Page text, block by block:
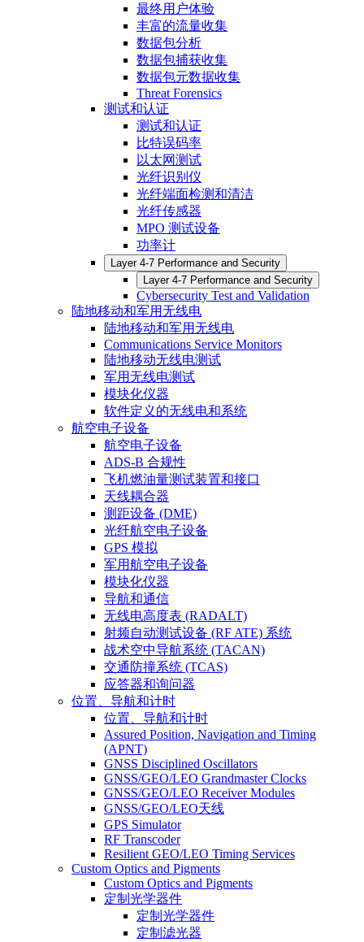
最终用户体验
丰富的流量收集
数据包分析
数据包捕获收集
数据包元数据收集
Threat Forensics
测试和认证
测试和认证
比特误码率
以太网测试
光纤识别仪
光纤端面检测和清洁
光纤传感器
MPO 测试设备
功率计
Layer 4-7 Performance and Security
Layer 4-7 Performance and Security
Cybersecurity Test and Validation
陆地移动和军用无线电
陆地移动和军用无线电
Communications Service Monitors
陆地移动无线电测试
军用无线电测试
模块化仪器
软件定义的无线电和系统
航空电子设备
航空电子设备
ADS-B 合规性
飞机燃油量测试装置和接口
天线耦合器
测距设备 (DME)
光纤航空电子设备
GPS 模拟
军用航空电子设备
模块化仪器
导航和通信
无线电高度表 (RADALT)
射频自动测试设备 (RF ATE) 系统
战术空中导航系统 (TACAN)
交通防撞系统 (TCAS)
应答器和询问器
位置、导航和计时
位置、导航和计时
Assured Position, Navigation and Timing
(APNT)
GNSS Disciplined Oscillators
GNSS/GEO/LEO Grandmaster Clocks
GNSS/GEO/LEO Receiver Modules
GNSS/GEO/LEO天线
GPS Simulator
RF Transcoder
Resilient GEO/LEO Timing Services
Custom Optics and Pigments
Custom Optics and Pigments
定制光学器件
定制光学器件
定制滤光器